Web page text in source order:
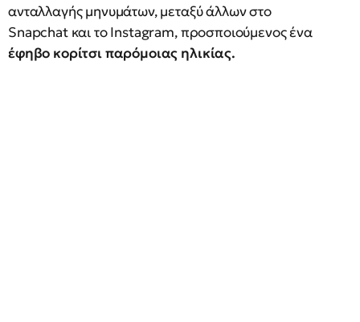
ανταλλαγής μηνυμάτων, μεταξύ άλλων στο
Snapchat και το Instagram, προσποιούμενος ένα
έφηβο κορίτσι παρόμοιας ηλικίας.